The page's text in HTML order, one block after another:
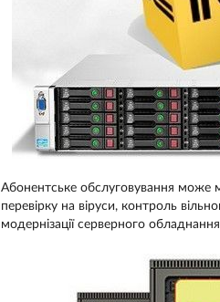
Абонентське обслуговування може
перевірку на віруси, контроль
модернізації серверного